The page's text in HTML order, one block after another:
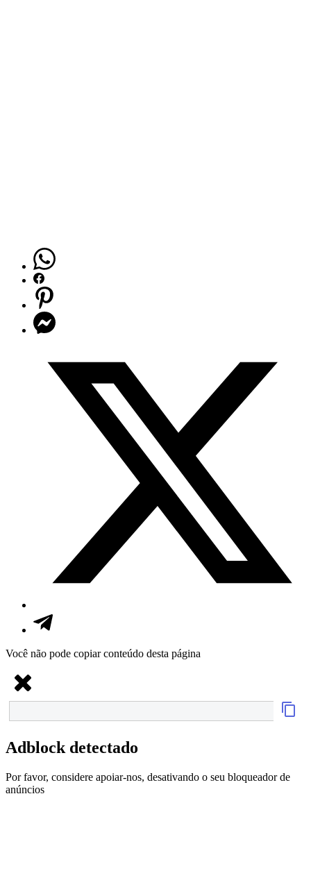
Você não pode copiar conteúdo desta página
Adblock detectado
Por favor, considere apoiar-nos, desativando o seu bloqueador de
anúncios